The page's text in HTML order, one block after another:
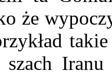
że
szach